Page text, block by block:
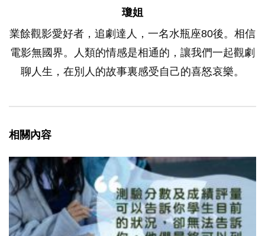
瓊姐
業餘觀影愛好者，追劇達人，一名水瓶座80後。相信
電影無國界。人類的情感是相通的，讓我們一起觀劇
聊人生，在別人的故事裏感受自己的喜怒哀樂。
相關內容